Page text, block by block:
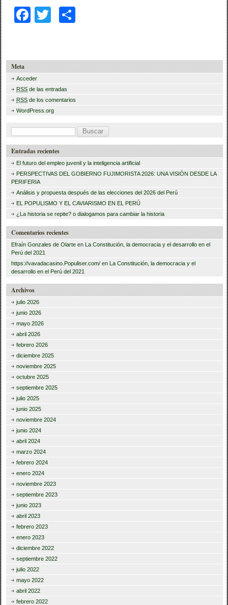
F
e
b
o
o
k
T
er p
tir
Meta
Acceder
RSS de las entradas
RSS de los comentarios
WordPress.org
B
u
s
c
a
:
Entradas recientes
El futuro del empleo juvenil y la inteligencia artificial
PERSPECTIVAS DEL GOBIERNO FUJIMORISTA 2026: UNA VISIÓN DESDE LA
PERIFERIA
Análisis y propuesta después de las elecciones del 2026 del Perú
EL POPULISMO Y EL CAVIARISMO EN EL PERÚ
¿La historia se repite? o dialogamos para cambiar la historia
Comentarios recientes
Efraín Gonzales de Olarte en La Constitución, la democracia y el desarrollo en el
Perú del 2021
https://vavadacasino.Populiser.com/ en La Constitución, la democracia y el
desarrollo en el Perú del 2021
Archivos
julio 2026
junio 2026
mayo 2026
abril 2026
febrero 2026
diciembre 2025
noviembre 2025
octubre 2025
septiembre 2025
julio 2025
junio 2025
noviembre 2024
junio 2024
abril 2024
marzo 2024
febrero 2024
enero 2024
noviembre 2023
septiembre 2023
junio 2023
abril 2023
febrero 2023
enero 2023
diciembre 2022
septiembre 2022
julio 2022
mayo 2022
abril 2022
febrero 2022